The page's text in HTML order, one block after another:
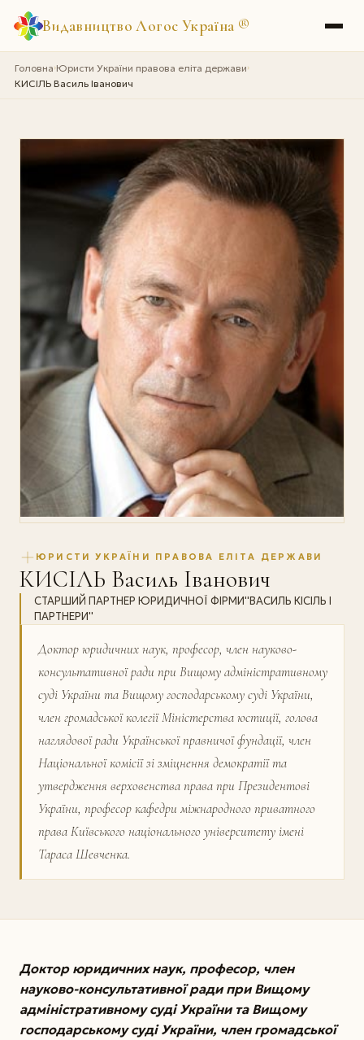
Видавництво Логос Україна ®
Головна›Юристи України правова еліта держави›
КИСІЛЬ Василь Іванович
ЮРИСТИ УКРАЇНИ ПРАВОВА ЕЛІТА ДЕРЖАВИ
КИСІЛЬ Василь Іванович
СТАРШИЙ ПАРТНЕР ЮРИДИЧНОЇ ФІРМИ''ВАСИЛЬ КІСІЛЬ І
ПАРТНЕРИ''
Доктор юридичних наук, професор, член науково-
консультативної ради при Вищому адміністративному
суді України та Вищому господарському суді України,
член громадської колегії Міністерства юстиції, голова
наглядової ради Української правничої фундації, член
Національної комісії зі зміцнення демократії та
утвердження верховенства права при Президентові
України, професор кафедри міжнародного приватного
права Київського національного університету імені
Тараса Шевченка.
Доктор юридичних наук, професор, член
науково-консультативної ради при Вищому
адміністративному суді України та Вищому
господарському суді України, член громадської